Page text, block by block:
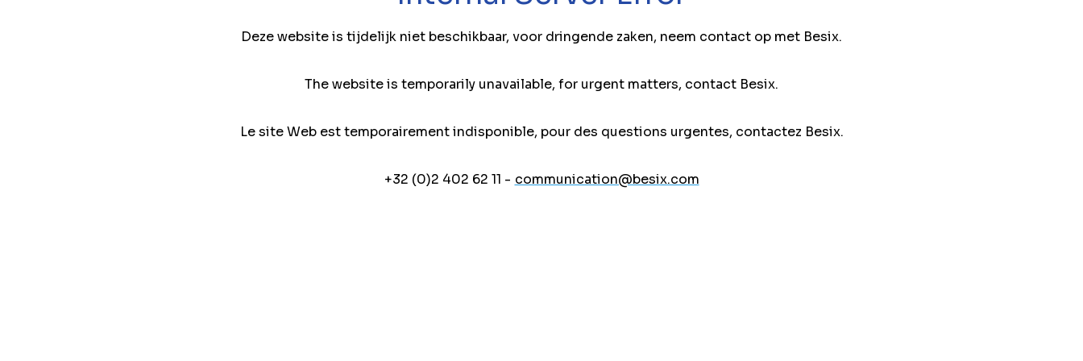
Deze website is tijdelijk niet beschikbaar, voor dringende zaken, neem contact op met Besix.
The website is temporarily unavailable, for urgent matters, contact Besix.
Le site Web est temporairement indisponible, pour des questions urgentes, contactez Besix.
+32 (0)2 402 62 11 - communication@besix.com